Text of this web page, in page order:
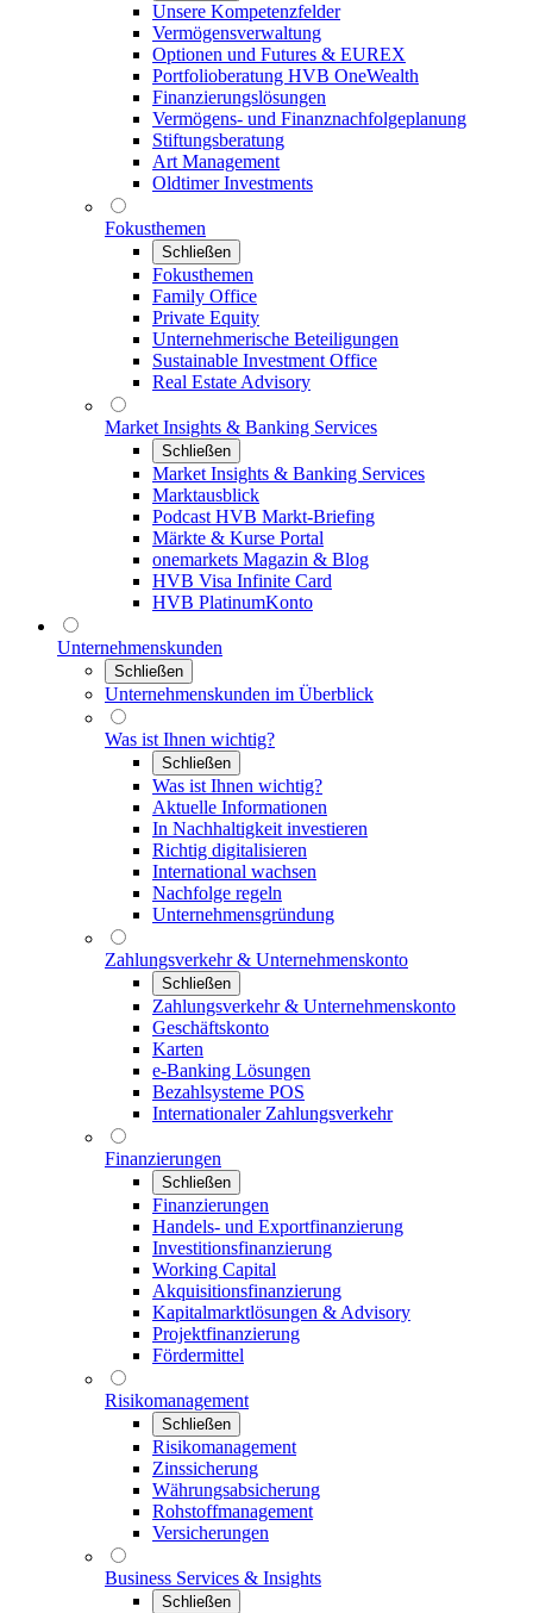
Unsere Kompetenzfelder
Vermögensverwaltung
Optionen und Futures & EUREX
Portfolioberatung HVB OneWealth
Finanzierungslösungen
Vermögens- und Finanznachfolgeplanung
Stiftungsberatung
Art Management
Oldtimer Investments
Fokusthemen
Schließen
Fokusthemen
Family Office
Private Equity
Unternehmerische Beteiligungen
Sustainable Investment Office
Real Estate Advisory
Market Insights & Banking Services
Schließen
Market Insights & Banking Services
Marktausblick
Podcast HVB Markt-Briefing
Märkte & Kurse Portal
onemarkets Magazin & Blog
HVB Visa Infinite Card
HVB PlatinumKonto
Unternehmenskunden
Schließen
Unternehmenskunden im Überblick
Was ist Ihnen wichtig?
Schließen
Was ist Ihnen wichtig?
Aktuelle Informationen
In Nachhaltigkeit investieren
Richtig digitalisieren
International wachsen
Nachfolge regeln
Unternehmensgründung
Zahlungsverkehr & Unternehmenskonto
Schließen
Zahlungsverkehr & Unternehmenskonto
Geschäftskonto
Karten
e-Banking Lösungen
Bezahlsysteme POS
Internationaler Zahlungsverkehr
Finanzierungen
Schließen
Finanzierungen
Handels- und Exportfinanzierung
Investitionsfinanzierung
Working Capital
Akquisitionsfinanzierung
Kapitalmarktlösungen & Advisory
Projektfinanzierung
Fördermittel
Risikomanagement
Schließen
Risikomanagement
Zinssicherung
Währungsabsicherung
Rohstoffmanagement
Versicherungen
Business Services & Insights
Schließen